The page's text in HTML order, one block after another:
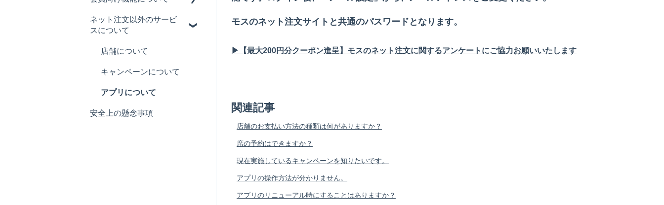
モスのネット注文サイトと共通のパスワードとなります。
▶【最大200円分クーポン進呈】モスのネット注文に関するアンケートにご協力お願いいたします
関連記事
店舗のお支払い方法の種類は何がありますか？
席の予約はできますか？
現在実施しているキャンペーンを知りたいです。
アプリの操作方法が分かりません。
アプリのリニューアル時にすることはありますか？
商品の返品について
商品の説明
モス ネット注文会員限定
メールについて
クーポンご利用方法につい
ネット注文以外のサービ
スについて
店舗について
キャンペーンについて
アプリについて
安全上の懸念事項